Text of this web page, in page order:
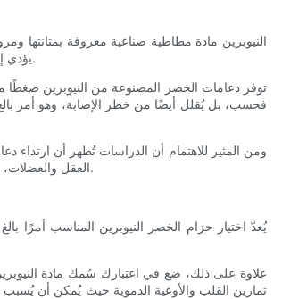
النيوبرين مادة مطاطية صناعية معروفة بمتانتها
يؤدي إلى التعرق الذي يساعد على التخلص من احتباس الماء الزائد. هذا التأثير المؤقت قد يُضفي مظهرًا أكثر تناسقًا، ويحفز المستخدمين على مواصلة رحلتهم نحو اللياقة البدنية.
توفر دعامات الخصر المصنوعة من النيوبرين ضغطًا
فحسب، بل يُقلل أيضًا من خطر الإصابة، وهو أمر
ومن المثير للاهتمام أن الدراسات تُظهر أن
العقل والعضلات، مما يُؤدي إلى أنماط حركة أكثر فعالية وكفاءة. وبالتالي، مع ازدياد ثقة المستخدمين في أدائهم، قد يستمتعون أكثر بتمارينهم الرياضية، مما يُعزز التزامهم بأهدافهم الرياضية.
يُعدّ اختيار حزام الخصر النيوبرين المناسب
علاوة على ذلك، ضع في اعتبارك سُمك مادة النيوبرين.
تمارين القلب والأوعية الدموية حيث يُمكن أن يُسبب